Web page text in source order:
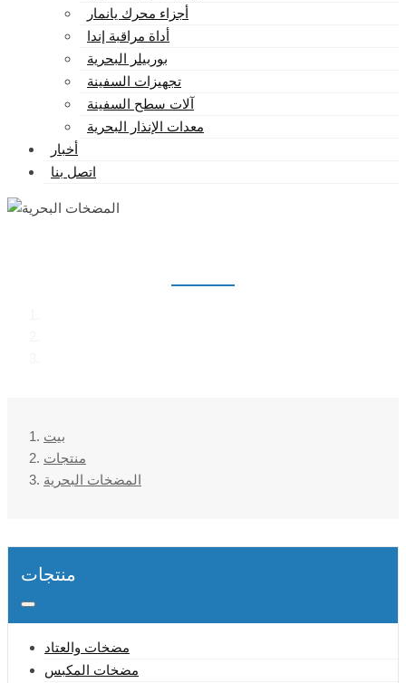
أجزاء محرك يانمار
أداة مراقبة إندا
بوربيلر البحرية
تجهيزات السفينة
آلات سطح السفينة
معدات الإنذار البحرية
أخبار
اتصل بنا
بيت
منتجات
المضخات البحرية
منتجات
مضخات والعتاد
مضخات المكبس